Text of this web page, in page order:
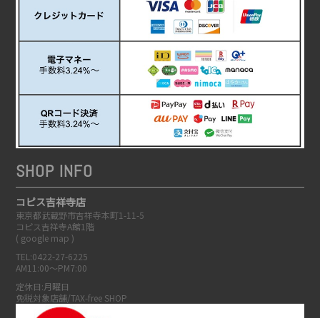
SHOP INFO
コピス吉祥寺店
東京都武蔵野市吉祥寺本町1-11-5
コピス吉祥寺A館1階
( google map )
TEL:0422-27-6225
AM11:00～PM7:00
定休日:月曜日
免税対象店舗/TAX-free SHOP